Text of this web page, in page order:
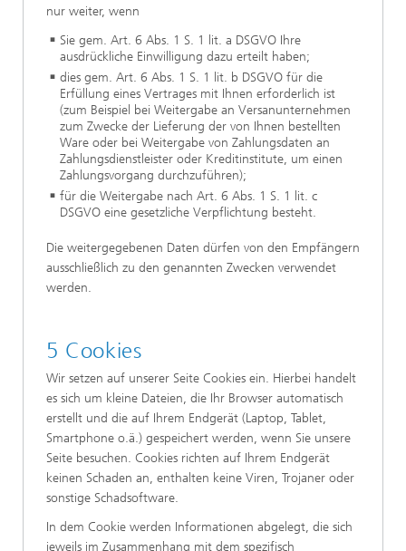
nur weiter, wenn
Sie gem. Art. 6 Abs. 1 S. 1 lit. a DSGVO Ihre
ausdrückliche Einwilligung dazu erteilt haben;
dies gem. Art. 6 Abs. 1 S. 1 lit. b DSGVO für die
Erfüllung eines Vertrages mit Ihnen erforderlich ist
(zum Beispiel bei Weitergabe an Versanunternehmen
zum Zwecke der Lieferung der von Ihnen bestellten
Ware oder bei Weitergabe von Zahlungsdaten an
Zahlungsdienstleister oder Kreditinstitute, um einen
Zahlungsvorgang durchzuführen);
für die Weitergabe nach Art. 6 Abs. 1 S. 1 lit. c
DSGVO eine gesetzliche Verpflichtung besteht.
Die weitergegebenen Daten dürfen von den Empfängern
ausschließlich zu den genannten Zwecken verwendet
werden.
5 Cookies
Wir setzen auf unserer Seite Cookies ein. Hierbei handelt
es sich um kleine Dateien, die Ihr Browser automatisch
erstellt und die auf Ihrem Endgerät (Laptop, Tablet,
Smartphone o.ä.) gespeichert werden, wenn Sie unsere
Seite besuchen. Cookies richten auf Ihrem Endgerät
keinen Schaden an, enthalten keine Viren, Trojaner oder
sonstige Schadsoftware.
In dem Cookie werden Informationen abgelegt, die sich
jeweils im Zusammenhang mit dem spezifisch